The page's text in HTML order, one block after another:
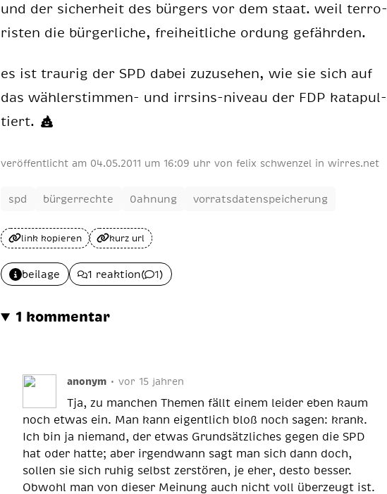
und der si­cher­heit des bür­gers vor dem staat. weil ter­ro­
ris­ten die bür­ger­li­che, frei­heit­li­che or­dung ge­fähr­den.
es ist trau­rig der SPD da­bei zu­zu­se­hen, wie sie sich auf
das wäh­ler­stim­men- und irr­sins-ni­veau der FDP ka­ta­pul­
tiert.
veröffentlicht am 04 05 2011 um 16:09 uhr von felix schwenzel in wirres.net
spd bürgerrechte 0ahnung vorratsdatenspeicherung
link kopieren kurz url
beilage 1 reaktion( 1)
1 kommentar
anonym • vor 15 jahren
Tja, zu manchen Themen fällt einem leider eben kaum
noch etwas ein. Man kann eigentlich bloß noch sagen: krank.
Ich bin ja niemand, der etwas Grundsätzliches gegen die SPD
hat oder hatte; aber irgendwann sagt man sich dann doch,
sollen sie sich ruhig selbst zerstören, je eher, desto besser.
Obwohl man von dieser Meinung auch nicht voll überzeugt ist.